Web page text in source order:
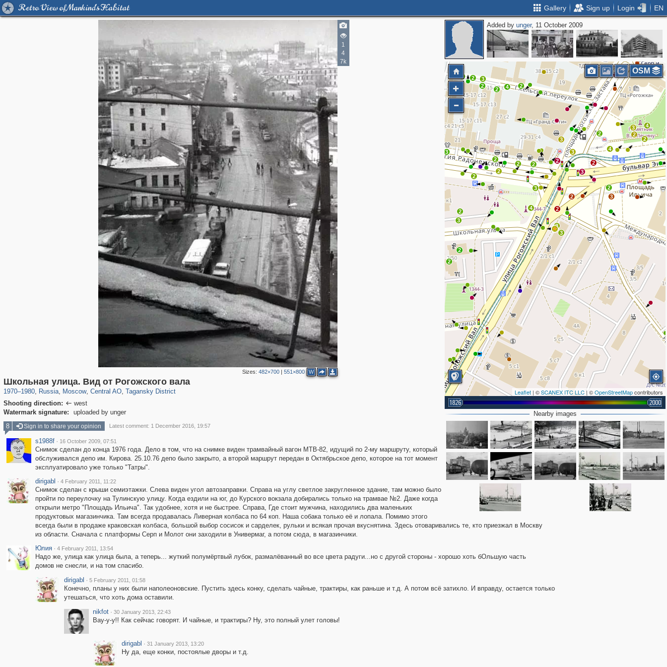
Retro View of Mankind's Habitat Gallery Sign up Login EN
1
4
7k
Sizes: 482×700| 551×800 W
Школьная улица. Вид от Рогожского вала
1970–1980, Russia
1,406,255 29,243
, Moscow
319,780 8,286
, Central AO
159,978 5,916
, Tagansky District
10,738 402
Shooting direction:  west
Watermark signature:
uploaded by unger
Added byunger, 11 October 2009
2
2
3
2
2
3
2
2 4 2
2
3
3
2
2
2
2
2
3
2
3
4
3
2
2
2
3
2
2
3
4
2
2
4
2
3
6
Leaflet | ©SCANEX ITC LLC | ©OpenStreetMapcontributors
1826 2000
OSM
Nearby images
8
Sign in to share your opinion Latest comment: 1 December 2016, 19:57
s1988f · 16 October 2009, 07:51
Снимок сделан до конца 1976 года. Дело в том, что на снимке виден трамвайный вагон МТВ-82, идущий по 2-му маршруту, который
обслуживался депо им. Кирова. 25.10.76 депо было закрыто, а второй маршрут передан в Октябрьское депо, которое на тот момент
эксплуатировало уже только "Татры".
dirigabl · 4 February 2011, 11:22
Снимок сделан с крыши семиэтажки. Слева виден угол автозаправки. Справа на углу светлое закругленное здание, там можно было
пройти по переулочку на Тулинскую улицу. Когда ездили на юг, до Курского вокзала добирались только на трамвае №2. Даже когда
открыли метро "Площадь Ильича". Так удобнее, хотя и не быстрее. Справа, Где стоит мужчина, находились два маленьких
продуктовых магазинчика. Там всегда продавалась Ливерная колбаса по 64 коп. Наша собака только её и лопала. Помимо этого
всегда были в продаже краковская колбаса, большой выбор сосисок и сарделек, рульки и всякая прочая вкуснятина. Здесь отоваривались те, кто приезжал в Москву
из области. Сначала с платформы Серп и Молот они заходили в Универмаг, а потом сюда, в магазинчики.
Юлия · 4 February 2011, 13:54
Надо же, улица как улица была, а теперь... жуткий полумёртвый лубок, размалёванный во все цвета радуги...но с другой стороны - хорошо хоть бОльшую часть
домов не снесли, и на том спасибо.
dirigabl · 5 February 2011, 01:58
Конечно, планы у них были наполеоновские. Пустить здесь конку, сделать чайные, трактиры, как раньше и т.д. А потом всё затихло. И вправду, остается только
утешаться, что хоть дома оставили.
nikfot · 30 January 2013, 22:43
Вау-у-у!! Как сейчас говорят. И чайные, и трактиры? Ну, это полный улет головы!
dirigabl · 31 January 2013, 13:20
Ну да, еще конки, постоялые дворы и т.д.